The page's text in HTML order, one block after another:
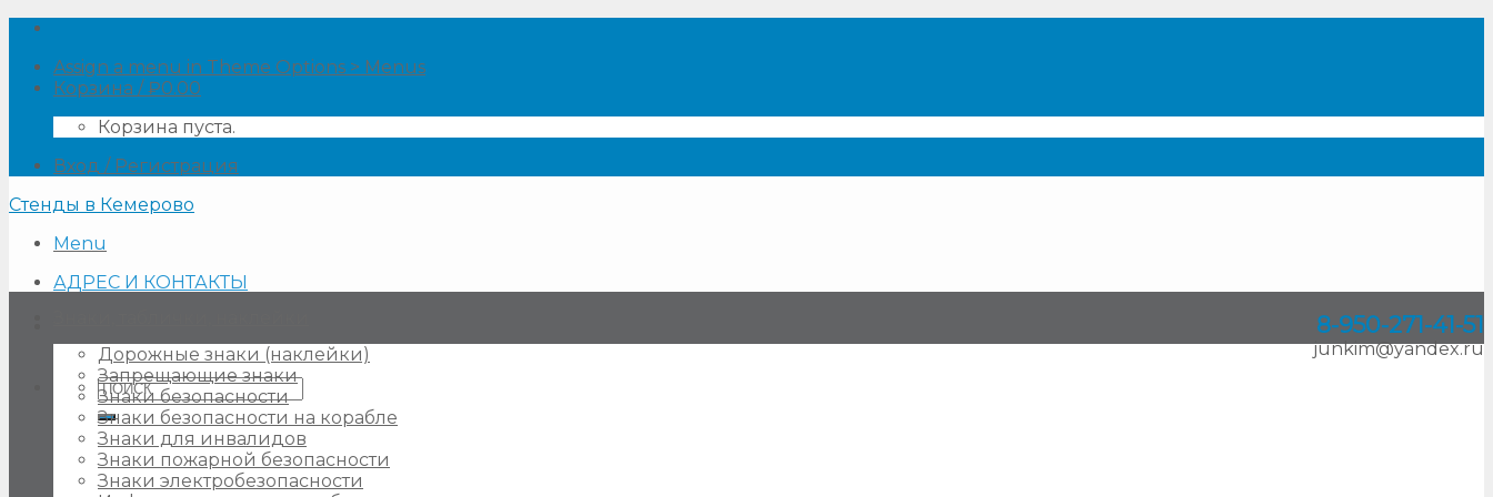
Skip
contentAssign a menu in Theme Options > Menus
Корзина /₽0.00
Корзина пуста.
Вход / Регистрация
Стенды в Кемерово
Menu
АДРЕС И КОНТАКТЫ
8-950-271-41-51
junkim@yandex.ru
Искать:
Дорожные знаки (наклейки)
Запрещающие знаки
Знаки безопасности
Знаки безопасности на корабле
Знаки для инвалидов
Знаки пожарной безопасности
Знаки электробезопасности